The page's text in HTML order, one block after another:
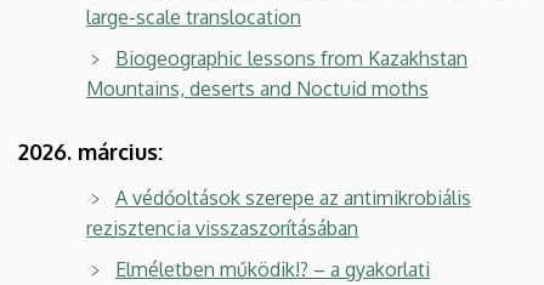
large-scale translocation
Biogeographic lessons from Kazakhstan
Mountains, deserts and Noctuid moths
2026. március:
A védőoltások szerepe az antimikrobiális
rezisztencia visszaszorításában
Elméletben működik!? – a gyakorlati